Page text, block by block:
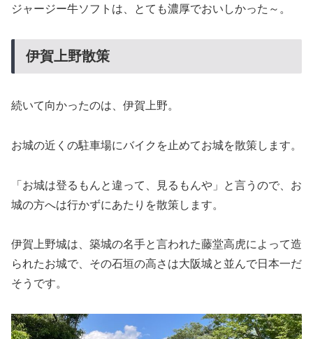
ジャージー牛ソフトは、とても濃厚でおいしかった～。
伊賀上野散策
続いて向かったのは、伊賀上野。
お城の近くの駐車場にバイクを止めてお城を散策します。
「お城は登るもんと違って、見るもんや」と言うので、お
城の方へは行かずにあたりを散策します。
伊賀上野城は、築城の名手と言われた藤堂高虎によって造
られたお城で、その石垣の高さは大阪城と並んで日本一だ
そうです。